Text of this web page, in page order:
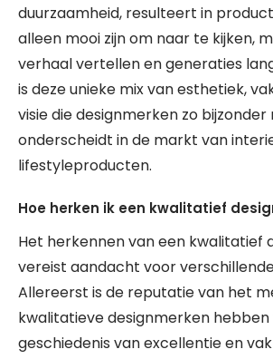
duurzaamheid, resulteert in
alleen mooi zijn om naar te kijken,
verhaal vertellen en generaties
is deze unieke mix van esthetiek,
visie die designmerken zo
onderscheidt in de markt van
lifestyleproducten.
Hoe herken ik een kwalitatief
Het herkennen van een kwalitatief
vereist aandacht voor
Allereerst is de reputatie van het
kwalitatieve designmerken
geschiedenis van excellentie en